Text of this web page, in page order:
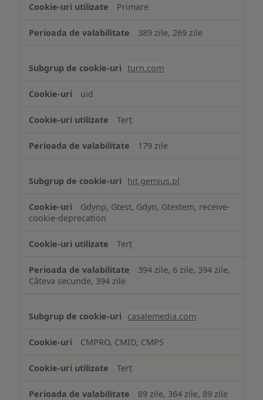
Primare
389 zile, 269 zile
turn.com
uid
Terț
179 zile
hit.gemius.pl
Gdynp, Gtest, Gdyn, Gtestem, receive-
cookie-deprecation
Terț
394 zile, 6 zile, 394 zile,
Câteva secunde, 394 zile
casalemedia.com
CMPRO, CMID, CMPS
Terț
89 zile, 364 zile, 89 zile